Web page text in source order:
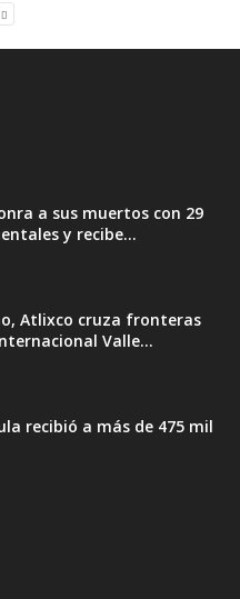
a sus muertos con 29
y recibe...
Atlixco cruza fronteras
Valle...
recibió a más de 475 mil